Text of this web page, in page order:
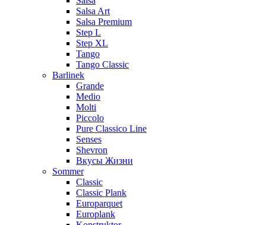
Salsa Art
Salsa Premium
Step L
Step XL
Tango
Tango Classic
Barlinek
Grande
Medio
Molti
Piccolo
Pure Classico Line
Senses
Shevron
Вкусы Жизни
Sommer
Classic
Classic Plank
Europarquet
Europlank